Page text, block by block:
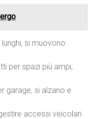
si muovono
per spazi più ampi,
garage, si alzano e
accessi veicolari